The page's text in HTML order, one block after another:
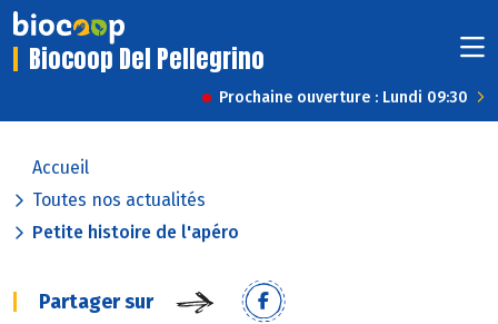
Biocoop Del Pellegrino
Prochaine ouverture : Lundi 09:30
Accueil
Toutes nos actualités
Petite histoire de l'apéro
Partager sur